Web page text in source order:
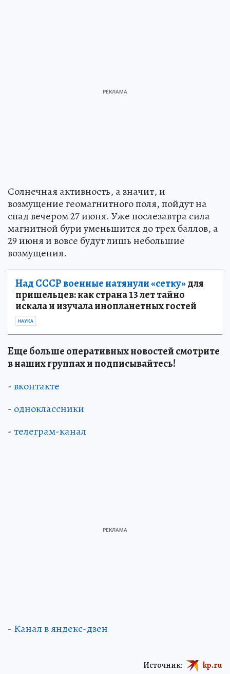
Солнечная активность, а значит, и
возмущение геомагнитного поля, пойдут на
спад вечером 27 июня. Уже послезавтра сила
магнитной бури уменьшится до трех баллов, а
29 июня и вовсе будут лишь небольшие
возмущения.
Над СССР военные натянули «сетку»для
пришельцев: как страна 13 лет тайно
искала и изучала инопланетных гостей
НАУКА
Еще больше оперативных новостей смотрите
в наших группах и подписывайтесь!
-вконтакте
- одноклассники
-телеграм-канал
- Канал в яндекс-дзен
Источник: kp.ru